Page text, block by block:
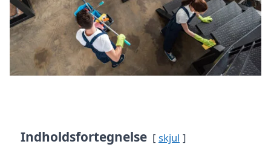
Indholdsfortegnelse skjul